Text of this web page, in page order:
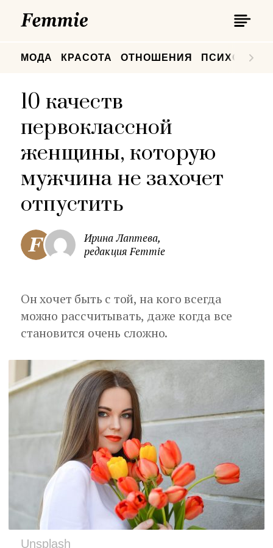
МОДА КРАСОТА ОТНОШЕНИЯ
10 качеств
первоклассной
женщины, которую
мужчина не захочет
отпустить
Ирина Лаптева,
редакция Femmie
Он хочет быть с той, на кого всегда
можно рассчитывать, даже когда все
становится очень сложно.
Unsplash